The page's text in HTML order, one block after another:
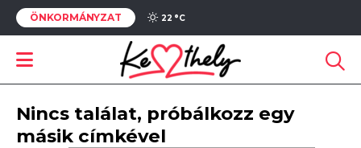
ÖNKORMÁNYZAT 22 °C
Nincs találat, próbálkozz egy
másik címkével